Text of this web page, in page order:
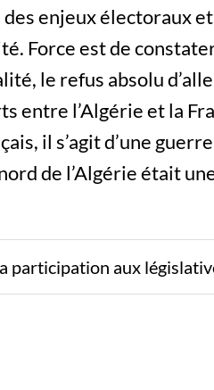
enjeux électoraux et
Force est de
le refus absolu
entre l’Algérie et la
il s’agit d’une
de l’Algérie était
participation aux